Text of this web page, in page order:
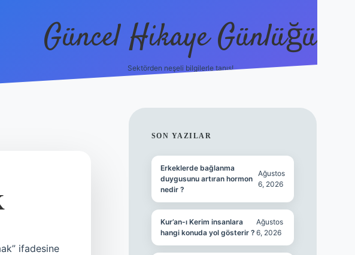
Güncel Hikaye Günlüğü
Sektörden neşeli bilgilerle tanış!
ifadesine
SIDEBAR
SON YAZILAR
Erkeklerde bağlanma
duygusunu artıran hormon
nedir ?
Ağustos
6, 2026
Kur’an-ı Kerim insanlara
hangi konuda yol gösterir ?
Ağustos
6, 2026